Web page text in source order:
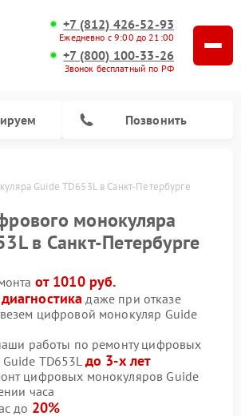
+7 (812) 426-52-93
Ежедневно с 9:00 до 21:00
+7 (800) 100-33-26
Звонок бесплатный по РФ
Позвонить
Guide TD653L в Санкт-Петербурге
монокуляра
в Санкт-Петербурге
от 1010 руб.
даже при отказе
цифровой монокуляр Guide
работы по ремонту цифровых
TD653L до 3-х лет
цифровых монокуляров Guide
часа
до 20%